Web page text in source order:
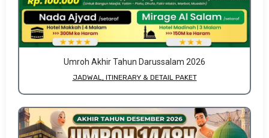
Umroh Akhir Tahun Darussalam 2026
JADWAL, ITINERARY & DETAIL PAKET